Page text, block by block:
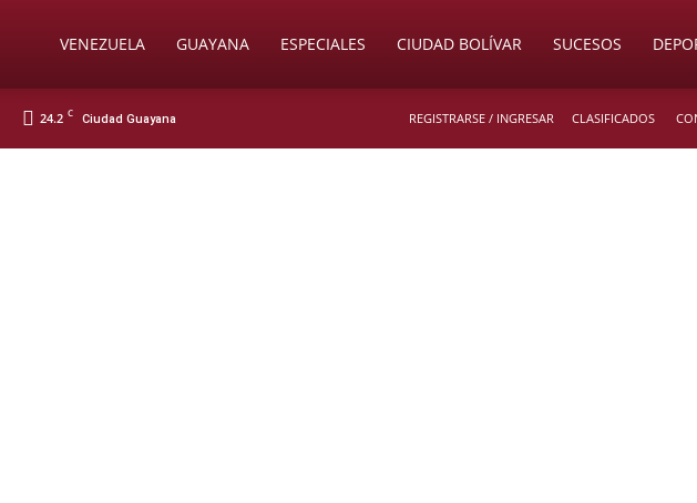
SoyVENEZUELA GUAYANA ESPECIALES CIUDAD BOLÍVAR SUCESOS
24.2 C Ciudad Guayana REGISTRARSE / INGRESAR CLASIFICADOS